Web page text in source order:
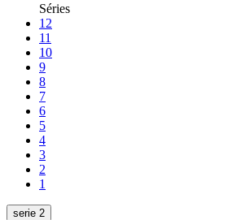
Séries
12
11
10
9
8
7
6
5
4
3
2
1
serie 2